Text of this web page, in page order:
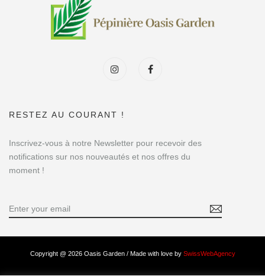
RESTEZ AU COURANT !
Inscrivez-vous à notre Newsletter pour recevoir des
notifications sur nos nouveautés et nos offres du
moment !
Copyright @ 2026 Oasis Garden / Made with love by SwissWebAgency